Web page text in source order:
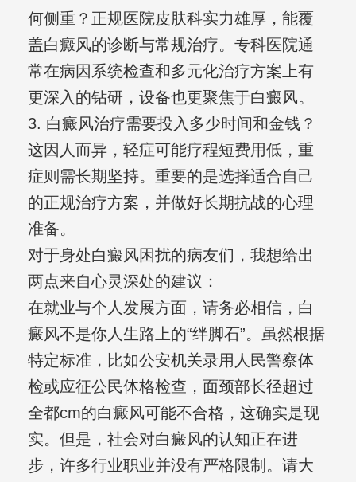
何侧重？正规医院皮肤科实力雄厚，能覆
盖白癜风的诊断与常规治疗。专科医院通
常在病因系统检查和多元化治疗方案上有
更深入的钻研，设备也更聚焦于白癜风。
3. 白癜风治疗需要投入多少时间和金钱？
这因人而异，轻症可能疗程短费用低，重
症则需长期坚持。重要的是选择适合自己
的正规治疗方案，并做好长期抗战的心理
准备。
对于身处白癜风困扰的病友们，我想给出
两点来自心灵深处的建议：
在就业与个人发展方面，请务必相信，白
癜风不是你人生路上的“绊脚石”。虽然根据
特定标准，比如公安机关录用人民警察体
检或应征公民体格检查，面颈部长径超过
全都cm的白癜风可能不合格，这确实是现
实。但是，社会对白癜风的认知正在进
步，许多行业职业并没有严格限制。请大